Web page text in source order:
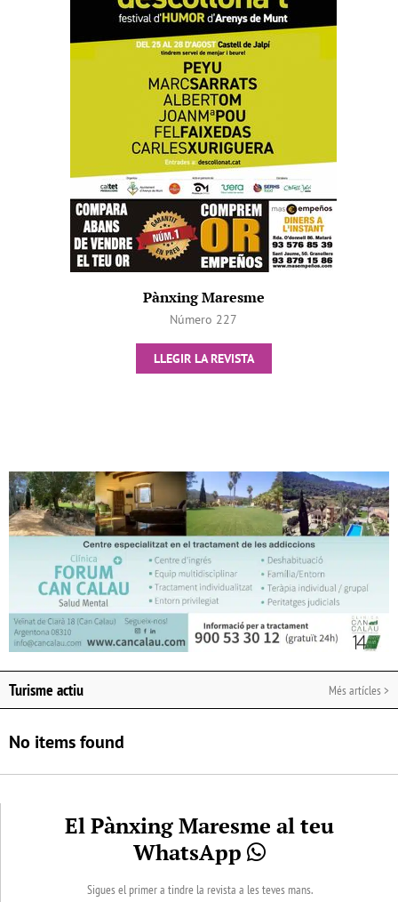
Pànxing Maresme
Número 227
LLEGIR LA REVISTA
Turisme actiu Més artícles >
No items found
El Pànxing Maresme al teu
WhatsApp
Sigues el primer a tindre la revista a les teves mans.